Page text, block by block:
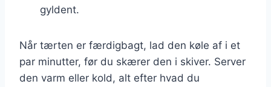
gyldent.
Når tærten er færdigbagt, lad den køle af i et
par minutter, før du skærer den i skiver. Server
den varm eller kold, alt efter hvad du